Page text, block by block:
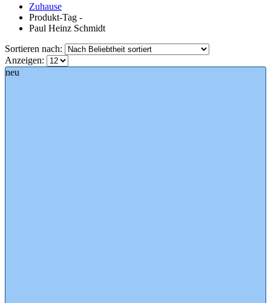
Zuhause
Produkt-Tag -
Paul Heinz Schmidt
Sortieren nach:
Anzeigen:
neu